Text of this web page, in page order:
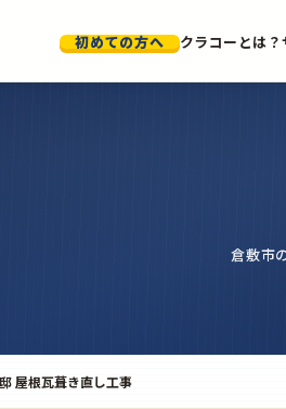
初めての方へ クラコーとは？
倉敷市
屋根瓦葺き直し工事